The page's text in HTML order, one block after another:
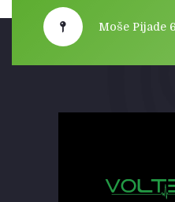
Moše Pijade